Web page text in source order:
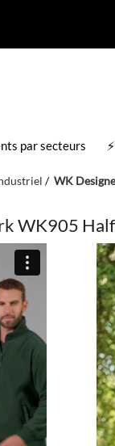
par secteurs
WK
WK905